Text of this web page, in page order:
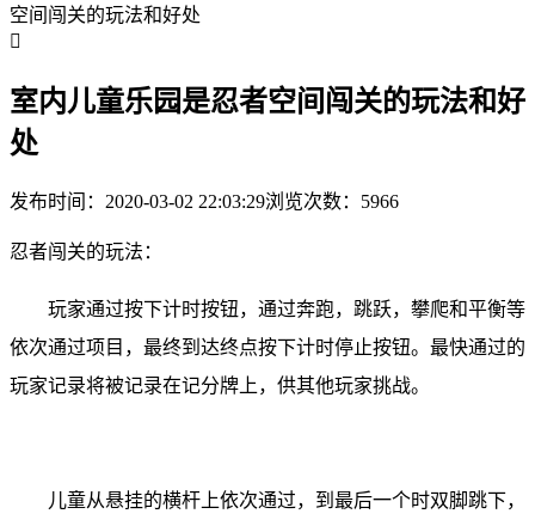
空间闯关的玩法和好处

室内儿童乐园是忍者空间闯关的玩法和好
处
发布时间： 2020-03-02 22:03:29浏览次数：5966
忍者闯关的玩法：
玩家通过按下计时按钮，通过奔跑，跳跃，攀爬和平衡等
依次通过项目，最终到达终点按下计时停止按钮。最快通过的
玩家记录将被记录在记分牌上，供其他玩家挑战。
儿童从悬挂的横杆上依次通过，到最后一个时双脚跳下，